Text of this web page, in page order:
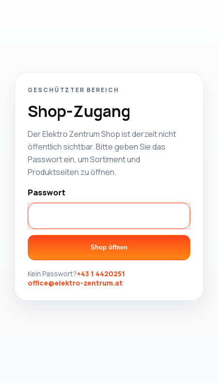
GESCHÜTZTER BEREICH
Shop-Zugang
Der Elektro Zentrum Shop ist derzeit nicht
öffentlich sichtbar. Bitte geben Sie das
Passwort ein, um Sortiment und
Produktseiten zu öffnen.
Passwort
Shop öffnen
Kein Passwort?+43 1 4420251
office@elektro-zentrum.at